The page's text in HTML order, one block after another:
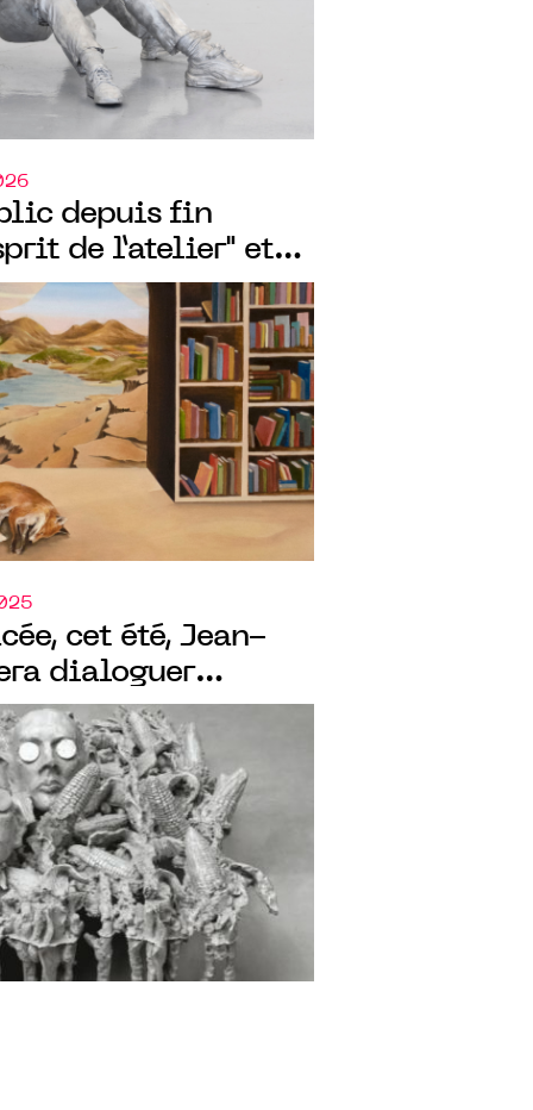
depuis fin
de l’atelier" et
arts de
expositions
cet été, Jean-
dialoguer
explorant la
forme à